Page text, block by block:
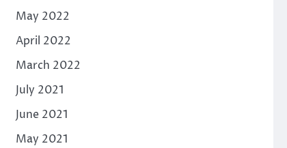
May 2022
April 2022
March 2022
July 2021
June 2021
May 2021